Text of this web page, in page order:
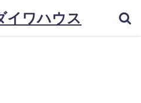
イワハウス